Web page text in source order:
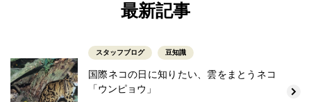
最新記事
スタッフブログ 豆知識
国際ネコの日に知りたい、雲をまとうネコ
「ウンピョウ」